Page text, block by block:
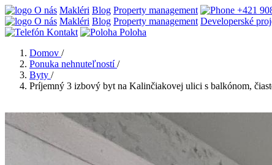
O nás Makléri Blog Property management
+421
O nás Makléri Blog Property management Developerské
Kontakt
Poloha
Domov /
Ponuka nehnuteľností /
Byty /
Príjemný 3 izbový byt na Kalinčiakovej ulici s balkónom,